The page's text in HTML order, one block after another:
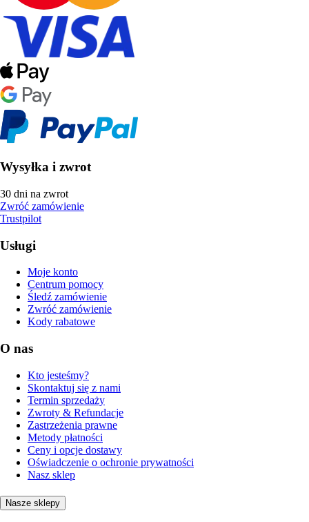
Wysyłka i zwrot
30 dni na zwrot
Zwróć zamówienie
Trustpilot
Usługi
Moje konto
Centrum pomocy
Śledź zamówienie
Zwróć zamówienie
Kody rabatowe
O nas
Kto jesteśmy?
Skontaktuj się z nami
Termin sprzedaży
Zwroty & Refundacje
Zastrzeżenia prawne
Metody płatności
Ceny i opcje dostawy
Oświadczenie o ochronie prywatności
Nasz sklep
Nasze sklepy